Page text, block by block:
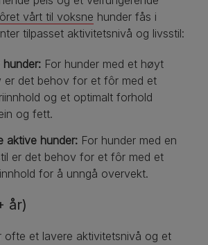
vårt til voksne hunder fås i
tilpasset aktivitetsnivå og livsstil:
hunder: For hunder med et høyt
er det behov for et fôr med et
og et optimalt forhold
og fett.
aktive hunder: For hunder med en
er det behov for et fôr med et
for å unngå overvekt.
år)
ofte et lavere aktivitetsnivå og et